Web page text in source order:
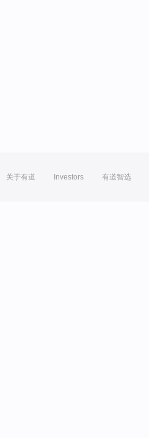
关于有道 Investors 有道智选